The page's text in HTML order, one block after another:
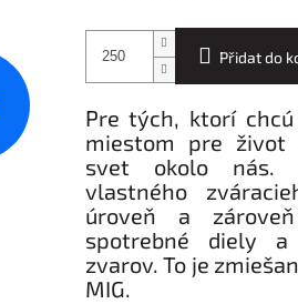
Přidat do
Pre tých, ktorí
miestom pre život
svet okolo nás.
vlastného
úroveň a
spotrebné diely a
zvarov. To je
MIG.